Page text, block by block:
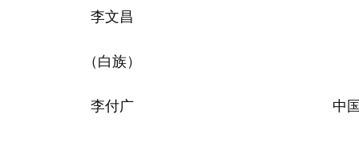
李文昌
（白族）
李付广 中